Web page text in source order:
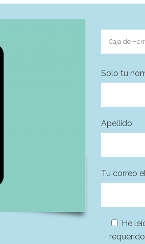
Solo tu
Apellido
Tu correo
He